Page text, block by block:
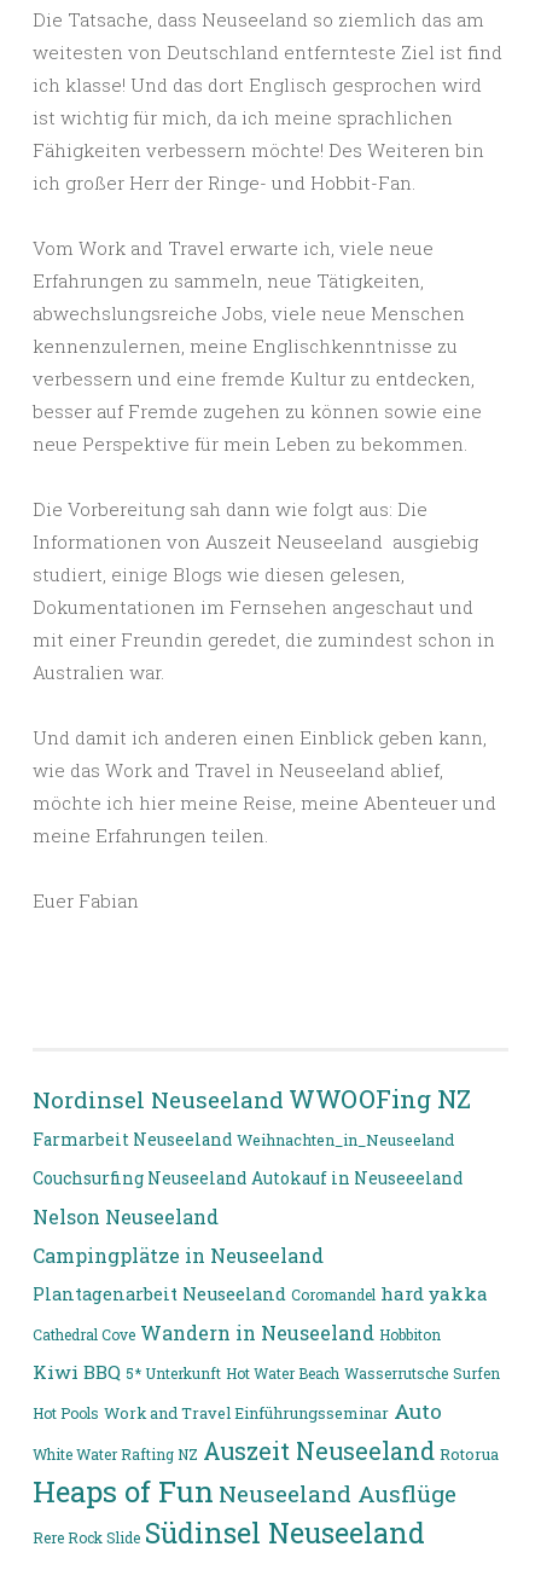
Die Tatsache, dass Neuseeland so ziemlich das am
weitesten von Deutschland entfernteste Ziel ist find
ich klasse! Und das dort Englisch gesprochen wird
ist wichtig für mich, da ich meine sprachlichen
Fähigkeiten verbessern möchte! Des Weiteren bin
ich großer Herr der Ringe- und Hobbit-Fan.
Vom Work and Travel erwarte ich, viele neue
Erfahrungen zu sammeln, neue Tätigkeiten,
abwechslungsreiche Jobs, viele neue Menschen
kennenzulernen, meine Englischkenntnisse zu
verbessern und eine fremde Kultur zu entdecken,
besser auf Fremde zugehen zu können sowie eine
neue Perspektive für mein Leben zu bekommen.
Die Vorbereitung sah dann wie folgt aus: Die
Informationen von Auszeit Neuseeland ausgiebig
studiert, einige Blogs wie diesen gelesen,
Dokumentationen im Fernsehen angeschaut und
mit einer Freundin geredet, die zumindest schon in
Australien war.
Und damit ich anderen einen Einblick geben kann,
wie das Work and Travel in Neuseeland ablief,
möchte ich hier meine Reise, meine Abenteuer und
meine Erfahrungen teilen.
Euer Fabian
Nordinsel Neuseeland WWOOFing NZ
Farmarbeit Neuseeland Weihnachten_in_Neuseeland
Couchsurfing Neuseeland Autokauf in Neuseeeland
Nelson Neuseeland
Campingplätze in Neuseeland
Plantagenarbeit Neuseeland Coromandel hard yakka
Cathedral Cove Wandern in Neuseeland Hobbiton
Kiwi BBQ 5* Unterkunft Hot Water Beach Wasserrutsche Surfen
Hot Pools Work and Travel Einführungsseminar Auto
White Water Rafting NZ Auszeit Neuseeland Rotorua
Heaps of Fun Neuseeland Ausflüge
Rere Rock Slide Südinsel Neuseeland